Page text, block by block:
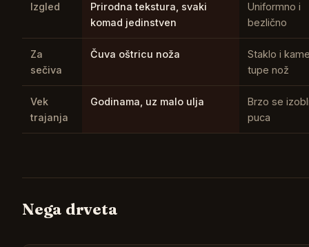
Izgled
Prirodna tekstura, svaki
komad jedinstven
Uniformno i
bezlično
Za
sečiva
Čuva oštricu noža
Staklo i
tupe nož
Vek
trajanja
Godinama, uz malo ulja
Brzo se
puca
Nega drveta